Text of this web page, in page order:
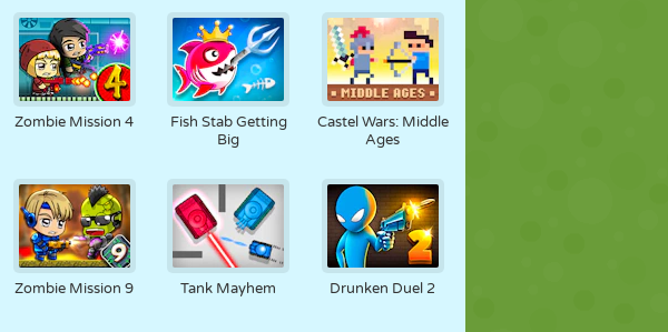
Zombie Mission 4
Fish Stab Getting
Big
Castel Wars: Middle
Ages
Zombie Mission 9 Tank Mayhem Drunken Duel 2